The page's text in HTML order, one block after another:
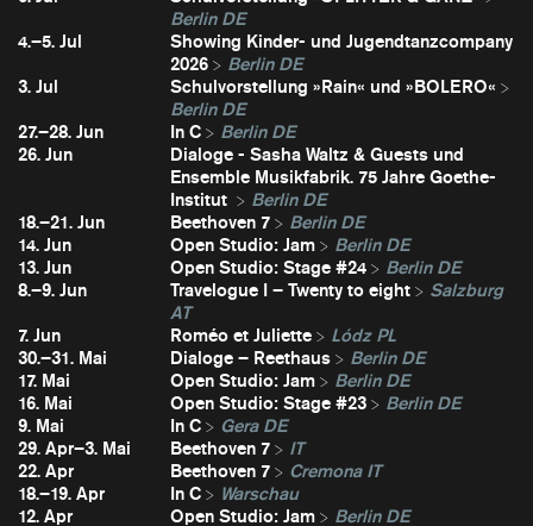
Berlin DE
4.–5. Jul
Showing Kinder- und Jugendtanzcompany
2026
Berlin DE
3. Jul
Schulvorstellung »Rain« und »BOLERO«
Berlin DE
27.–28. Jun
In C
Berlin DE
26. Jun
Dialoge - Sasha Waltz & Guests und
Ensemble Musikfabrik. 75 Jahre Goethe-
Institut
Berlin DE
18.–21. Jun
Beethoven 7
Berlin DE
14. Jun
Open Studio: Jam
Berlin DE
13. Jun
Open Studio: Stage #24
Berlin DE
8.–9. Jun
Travelogue I – Twenty to eight
Salzburg
AT
7. Jun
Roméo et Juliette
Lódz PL
30.–31. Mai
Dialoge – Reethaus
Berlin DE
17. Mai
Open Studio: Jam
Berlin DE
16. Mai
Open Studio: Stage #23
Berlin DE
9. Mai
In C
Gera DE
29. Apr–3. Mai
Beethoven 7
IT
22. Apr
Beethoven 7
Cremona IT
18.–19. Apr
In C
Warschau
12. Apr
Open Studio: Jam
Berlin DE